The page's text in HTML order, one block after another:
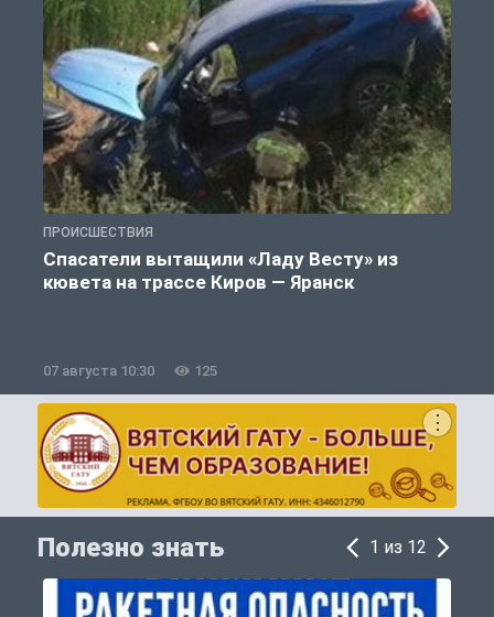
ПРОИСШЕСТВИЯ
Спасатели вытащили «Ладу Весту» из
кювета на трассе Киров — Яранск
07 августа 10:30 125
Полезно знать 1 из 12